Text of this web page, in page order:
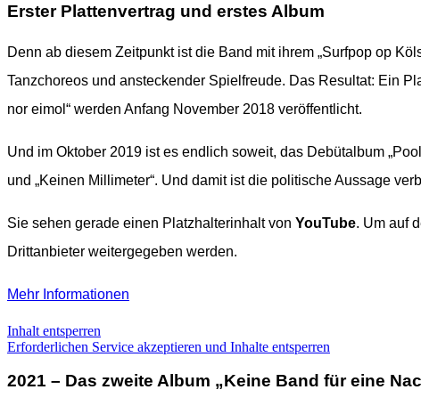
Erster Plattenvertrag und erstes Album
Denn ab diesem Zeitpunkt ist die Band mit ihrem „Surfpop op
Tanzchoreos und ansteckender Spielfreude. Das Resultat: Ein
nor eimol“ werden Anfang November 2018 veröffentlicht.
Und im Oktober 2019 ist es endlich soweit, das Debütalbum
und „Keinen Millimeter“. Und damit ist die politische Aussage
Sie sehen gerade einen Platzhalterinhalt von YouTube. Um auf
Drittanbieter weitergegeben werden.
Mehr Informationen
Inhalt entsperren
Erforderlichen Service akzeptieren und Inhalte entsperren
2021 – Das zweite Album „Keine Band für eine